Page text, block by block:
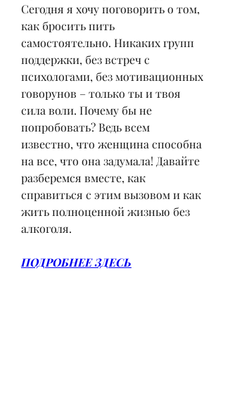
Сегодня я хочу поговорить о том,
как бросить пить
самостоятельно. Никаких групп
поддержки, без встреч с
психологами, без мотивационных
говорунов – только ты и твоя
сила воли. Почему бы не
попробовать? Ведь всем
известно, что женщина способна
на все, что она задумала! Давайте
разберемся вместе, как
справиться с этим вызовом и как
жить полноценной жизнью без
алкоголя.
ПОДРОБНЕЕ ЗДЕСЬ